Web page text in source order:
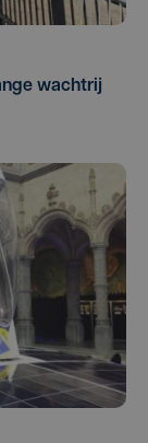
wachtrij